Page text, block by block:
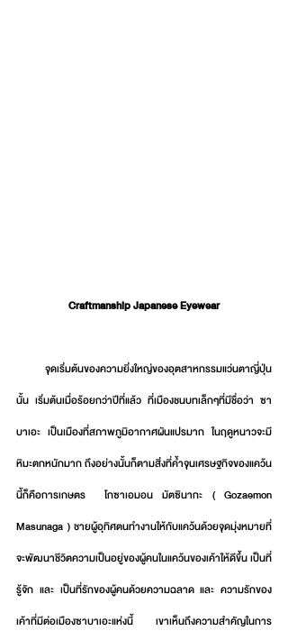
Craftmanship Japanese Eyewear
นั้น เริ่มต้นเมื่อร้อยกว่าปีที่แล้ว ที่เมืองชนบทเล็กๆที่มีชื่อว่า ซา
บาเอะ เป็นเมืองที่สภาพภูมิอากาศผันแปรมาก ในฤดูหนาวจะมี
หิมะตกหนักมาก ถึงอย่างนั้นก็ตามสิ่งที่ค้ำจุนเศรษฐกิจของแคว้น
นี้ก็คือการเกษตร  โกซาเอมอน มัตซินากะ ( Gozaemon
Masunaga ) ชายผู้อุทิศตนทำงานให้กับแคว้นด้วยจุดมุ่งหมายที่
จะพัฒนาชีวิตความเป็นอยู่ของผู้คนในแคว้นของเค้าให้ดีขึ้น เป็นที่
รู้จัก และ เป็นที่รักของผู้คนด้วยความฉลาด และ ความรักของ
เค้าที่มีต่อเมืองซาบาเอะแห่งนี้ เขาเห็นถึงความสำคัญในการ